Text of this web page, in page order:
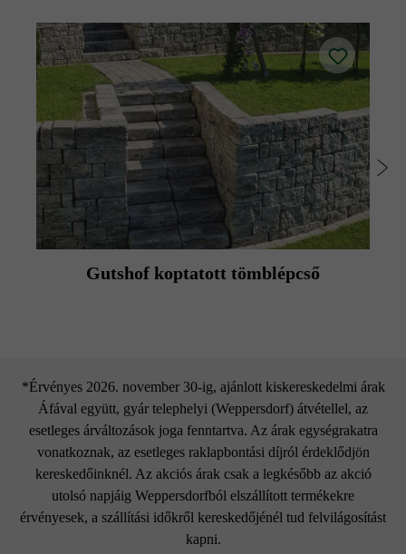
Gutshof koptatott tömblépcső
*Érvényes 2026. november 30-ig, ajánlott kiskereskedelmi árak
Áfával együtt, gyár telephelyi (Weppersdorf) átvétellel, az
esetleges árváltozások joga fenntartva. Az árak egységrakatra
vonatkoznak, az esetleges raklapbontási díjról érdeklődjön
kereskedőinknél. Az akciós árak csak a legkésőbb az akció
utolsó napjáig Weppersdorfból elszállított termékekre
érvényesek, a szállítási időkről kereskedőjénél tud felvilágosítást
kapni.